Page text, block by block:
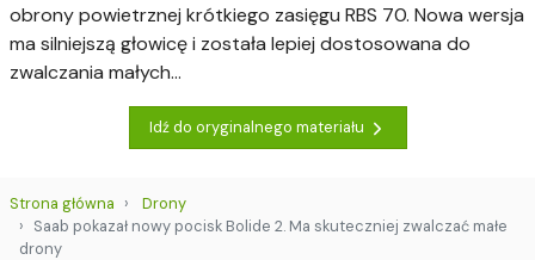
obrony powietrznej krótkiego zasięgu RBS 70. Nowa wersja
ma silniejszą głowicę i została lepiej dostosowana do
zwalczania małych...
Idź do oryginalnego materiału
Strona główna
Drony
Saab pokazał nowy pocisk Bolide 2. Ma skuteczniej zwalczać małe
drony